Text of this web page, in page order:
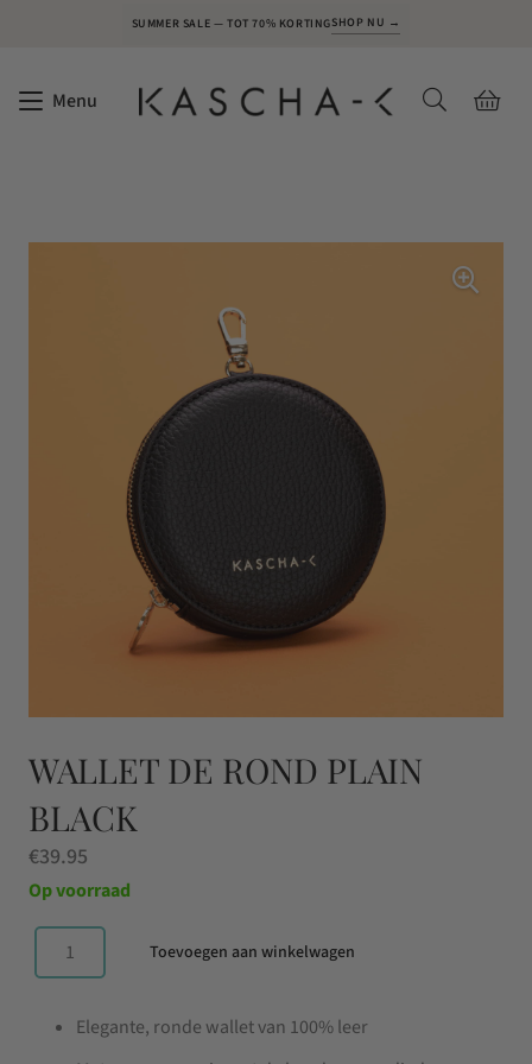
SUMMER SALE — TOT 70% KORTINGSHOP NU →
Menu
WALLET DE ROND PLAIN
BLACK
€39.95
Op voorraad
Wallet
Rond
Toevoegen aan winkelwagen
Elegante, ronde wallet van 100% leer